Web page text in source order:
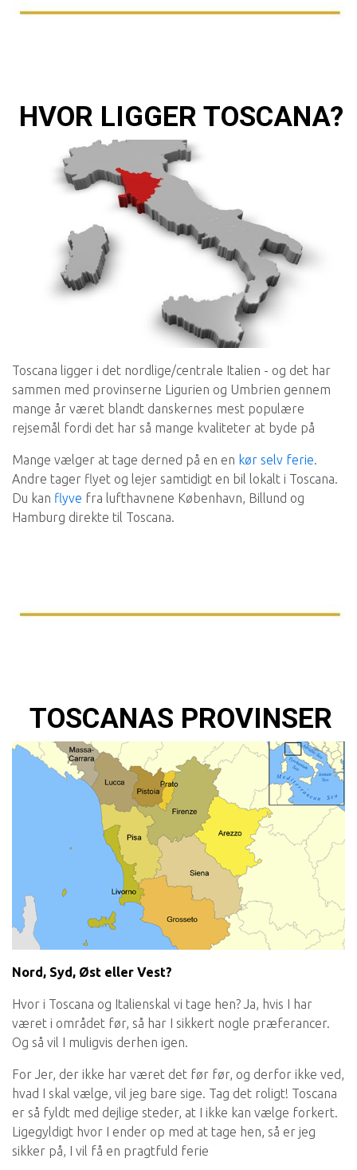
HVOR LIGGER TOSCANA?
Toscana ligger i det nordlige/centrale Italien - og det har
sammen med provinserne Ligurien og Umbrien gennem
mange år været blandt danskernes mest populære
rejsemål fordi det har så mange kvaliteter at byde på
Mange vælger at tage derned på en en kør selv ferie.
Andre tager flyet og lejer samtidigt en bil lokalt i Toscana.
Du kan flyve fra lufthavnene København, Billund og
Hamburg direkte til Toscana.
TOSCANAS PROVINSER
Nord, Syd, Øst eller Vest?
Hvor i Toscana og Italienskal vi tage hen? Ja, hvis I har
været i området før, så har I sikkert nogle præferancer.
Og så vil I muligvis derhen igen.
For Jer, der ikke har været det før før, og derfor ikke ved,
hvad I skal vælge, vil jeg bare sige. Tag det roligt! Toscana
er så fyldt med dejlige steder, at I ikke kan vælge forkert.
Ligegyldigt hvor I ender op med at tage hen, så er jeg
sikker på, I vil få en pragtfuld ferie